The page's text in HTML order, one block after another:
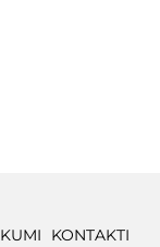
KONTAKTI